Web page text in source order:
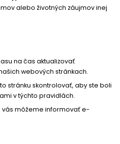
alebo životných záujmov inej
na čas aktualizovať
webových stránkach.
stránku skontrolovať, aby ste boli
v týchto pravidlách.
vás môžeme informovať e-